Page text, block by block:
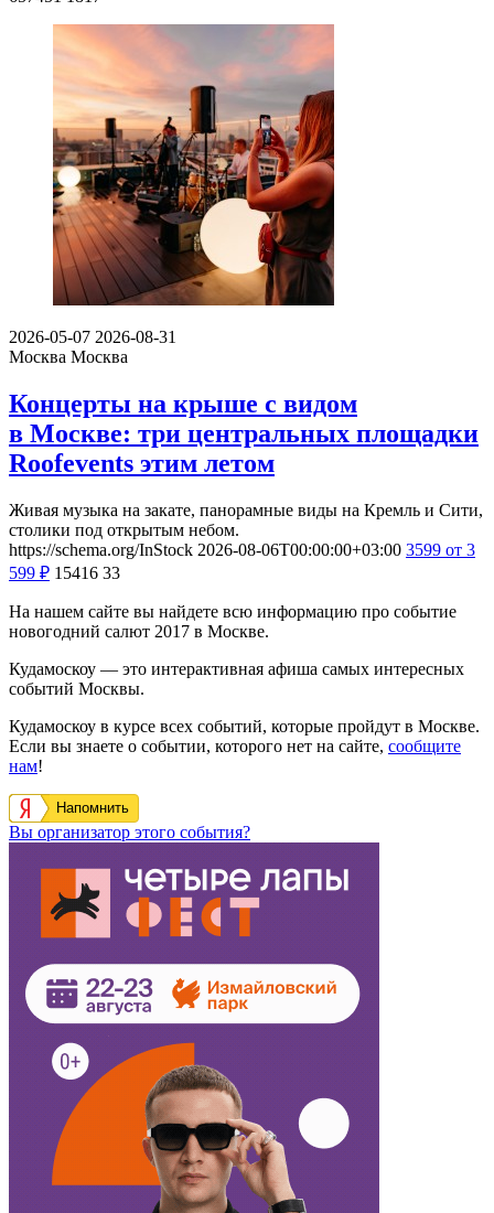
2026-05-07 2026-08-31
Москва Москва
Концерты на крыше с видом
в Москве: три центральных площадки
Roofevents этим летом
Живая музыка на закате, панорамные виды на Кремль и Сити,
столики под открытым небом.
https://schema.org/InStock 2026-08-06T00:00:00+03:00 3599 от 3
599 ₽ 15416 33
На нашем сайте вы найдете всю информацию про событие
новогодний салют 2017 в Москве.
Кудамоскоу — это интерактивная афиша самых интересных
событий Москвы.
Кудамоскоу в курсе всех событий, которые пройдут в Москве.
Если вы знаете о событии, которого нет на сайте, сообщите
нам!
Напомнить
Вы организатор этого события?